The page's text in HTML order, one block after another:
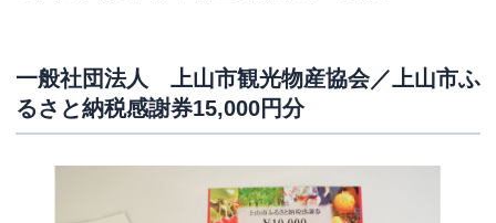
一般社団法人 上山市観光物産協会／上山市ふ
るさと納税感謝券15,000円分